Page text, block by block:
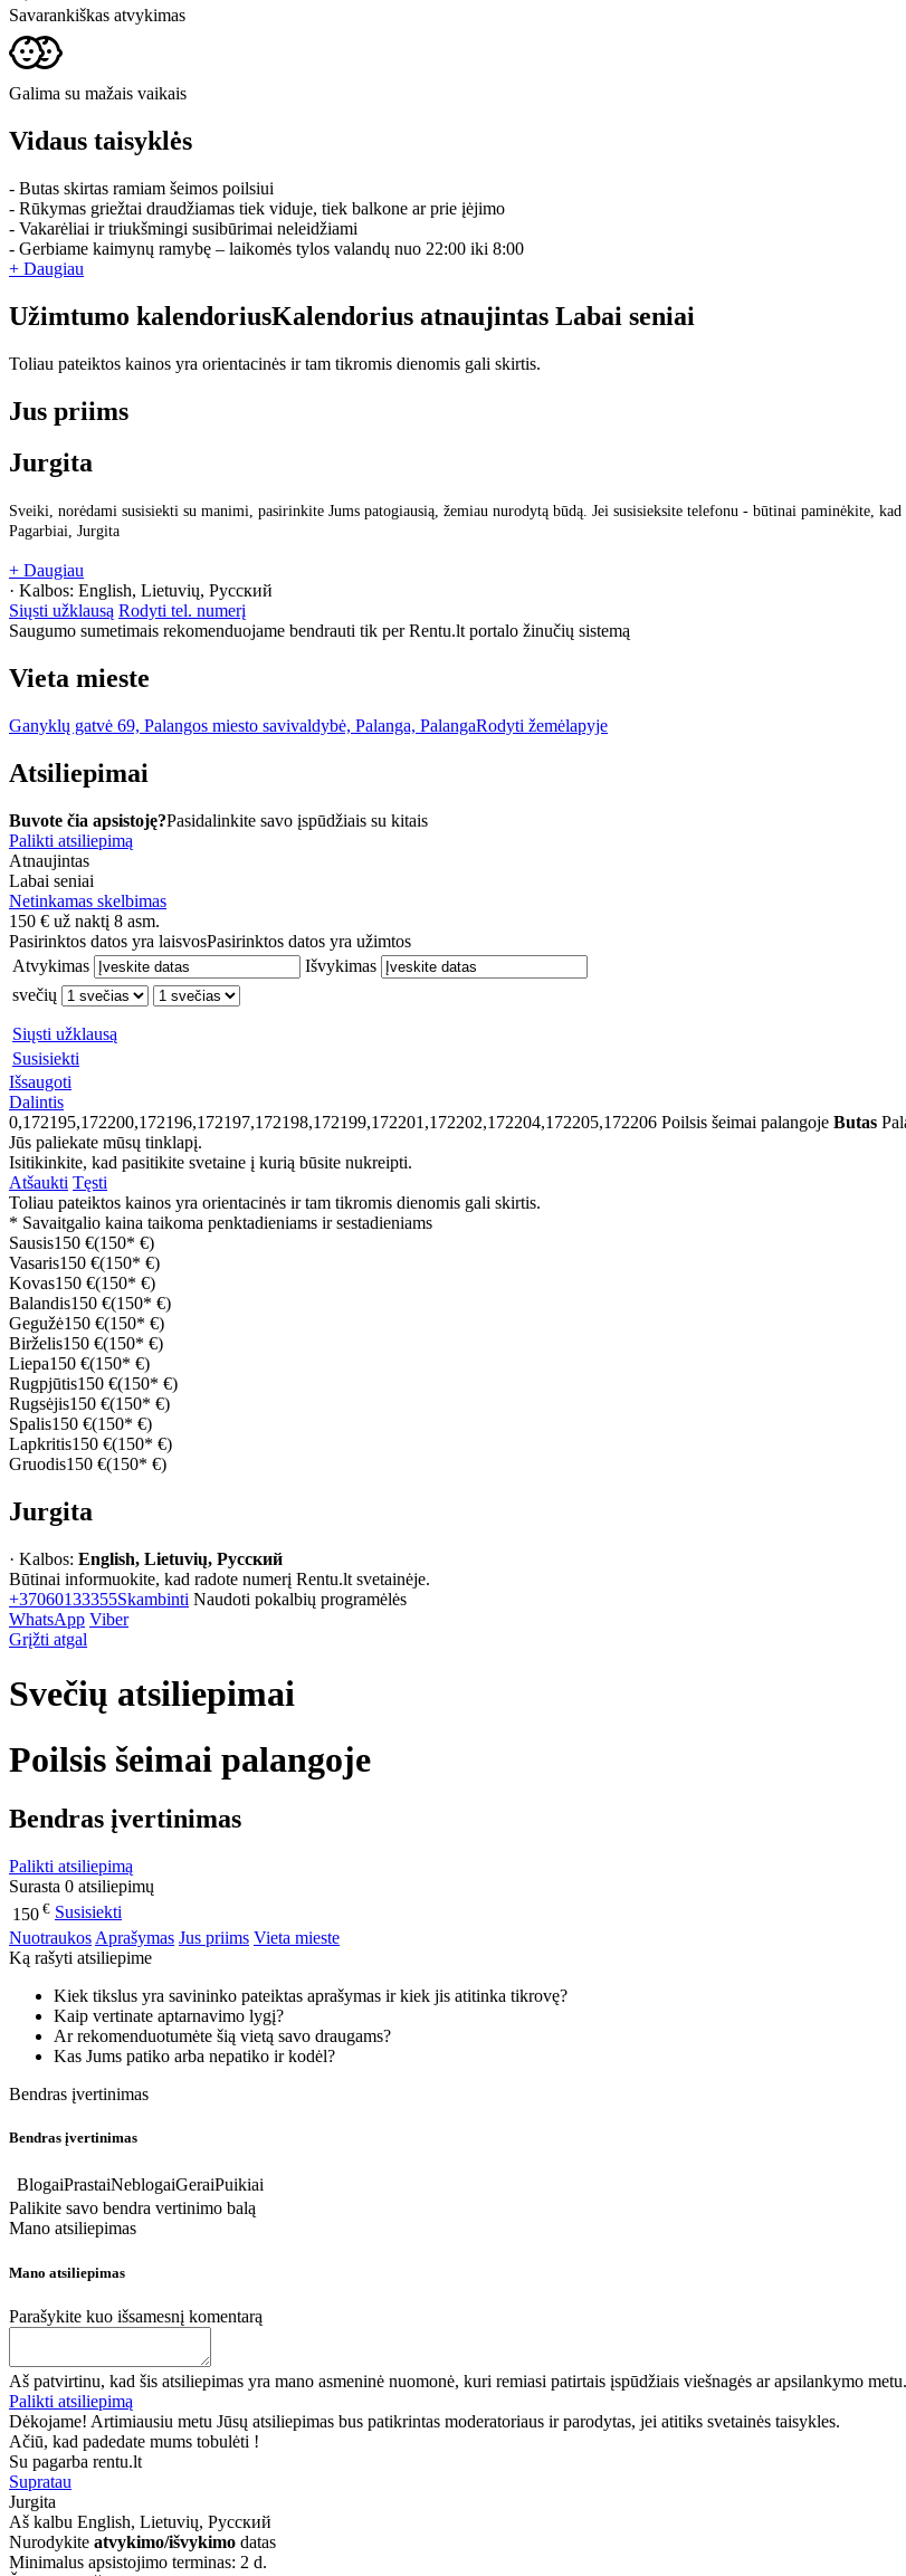
Savarankiškas atvykimas
Galima su mažais vaikais
Vidaus taisyklės
- Butas skirtas ramiam šeimos poilsiui
- Rūkymas griežtai draudžiamas tiek viduje, tiek balkone ar prie įėjimo
- Vakarėliai ir triukšmingi susibūrimai neleidžiami
- Gerbiame kaimynų ramybę – laikomės tylos valandų nuo 22:00 iki 8:00
+ Daugiau
Užimtumo kalendoriusKalendorius atnaujintas Labai seniai
Toliau pateiktos kainos yra orientacinės ir tam tikromis dienomis gali skirtis.
Jus priims
Jurgita
Sveiki, norėdami susisiekti su manimi, pasirinkite Jums patogiausią, žemiau nurodytą būdą. Jei susisieksite telefonu - būtinai paminėkite,
Pagarbiai, Jurgita
+ Daugiau
· Kalbos: English, Lietuvių, Русский
Siųsti užklausą Rodyti tel. numerį
Saugumo sumetimais rekomenduojame bendrauti tik per Rentu.lt portalo žinučių sistemą
Vieta mieste
Ganyklų gatvė 69, Palangos miesto savivaldybė, Palanga, PalangaRodyti žemėlapyje
Atsiliepimai
Buvote čia apsistoję?Pasidalinkite savo įspūdžiais su kitais
Palikti atsiliepimą
Atnaujintas
Labai seniai
Netinkamas skelbimas
150 € už naktį 8 asm.
Pasirinktos datos yra laisvosPasirinktos datos yra užimtos
Atvykimas
Išvykimas
svečių
Siųsti užklausą
Susisiekti
Išsaugoti
Dalintis
0,172195,172200,172196,172197,172198,172199,172201,172202,172204,172205,172206 Poilsis šeimai palangoje Butas
Jūs paliekate mūsų tinklapį.
Isitikinkite, kad pasitikite svetaine į kurią būsite nukreipti.
Atšaukti Tęsti
Toliau pateiktos kainos yra orientacinės ir tam tikromis dienomis gali skirtis.
* Savaitgalio kaina taikoma penktadieniams ir sestadieniams
Sausis150 €(150* €)
Vasaris150 €(150* €)
Kovas150 €(150* €)
Balandis150 €(150* €)
Gegužė150 €(150* €)
Birželis150 €(150* €)
Liepa150 €(150* €)
Rugpjūtis150 €(150* €)
Rugsėjis150 €(150* €)
Spalis150 €(150* €)
Lapkritis150 €(150* €)
Gruodis150 €(150* €)
Jurgita
· Kalbos: English, Lietuvių, Русский
Būtinai informuokite, kad radote numerį Rentu.lt svetainėje.
+37060133355Skambinti Naudoti pokalbių programėlės
WhatsApp Viber
Grįžti atgal
Svečių atsiliepimai
Poilsis šeimai palangoje
Bendras įvertinimas
Palikti atsiliepimą
Surasta 0 atsiliepimų
150 € Susisiekti
Nuotraukos Aprašymas Jus priims Vieta mieste
Ką rašyti atsiliepime
Kiek tikslus yra savininko pateiktas aprašymas ir kiek jis atitinka tikrovę?
Kaip vertinate aptarnavimo lygį?
Ar rekomenduotumėte šią vietą savo draugams?
Kas Jums patiko arba nepatiko ir kodėl?
Bendras įvertinimas
Bendras įvertinimas
BlogaiPrastaiNeblogaiGeraiPuikiai
Palikite savo bendra vertinimo balą
Mano atsiliepimas
Mano atsiliepimas
Parašykite kuo išsamesnį komentarą
Aš patvirtinu, kad šis atsiliepimas yra mano asmeninė nuomonė, kuri remiasi patirtais įspūdžiais viešnagės ar apsilankymo metu.
Palikti atsiliepimą
Dėkojame! Artimiausiu metu Jūsų atsiliepimas bus patikrintas moderatoriaus ir parodytas, jei atitiks svetainės taisykles.
Ačiū, kad padedate mums tobulėti !
Su pagarba rentu.lt
Supratau
Jurgita
Aš kalbu English, Lietuvių, Русский
Nurodykite atvykimo/išvykimo datas
Minimalus apsistojimo terminas: 2 d.